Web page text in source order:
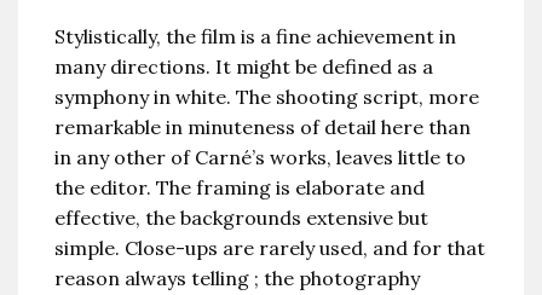
Stylistically, the film is a fine achievement in
many directions. It might be defined as a
symphony in white. The shooting script, more
remarkable in minuteness of detail here than
in any other of Carné’s works, leaves little to
the editor. The framing is elaborate and
effective, the backgrounds extensive but
simple. Close-ups are rarely used, and for that
reason always telling ; the photography